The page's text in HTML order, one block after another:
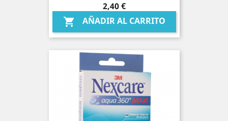
Precio
2,40 €
 AÑADIR AL CARRITO